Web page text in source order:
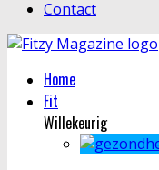
Contact
Home
Fit
Willekeurig